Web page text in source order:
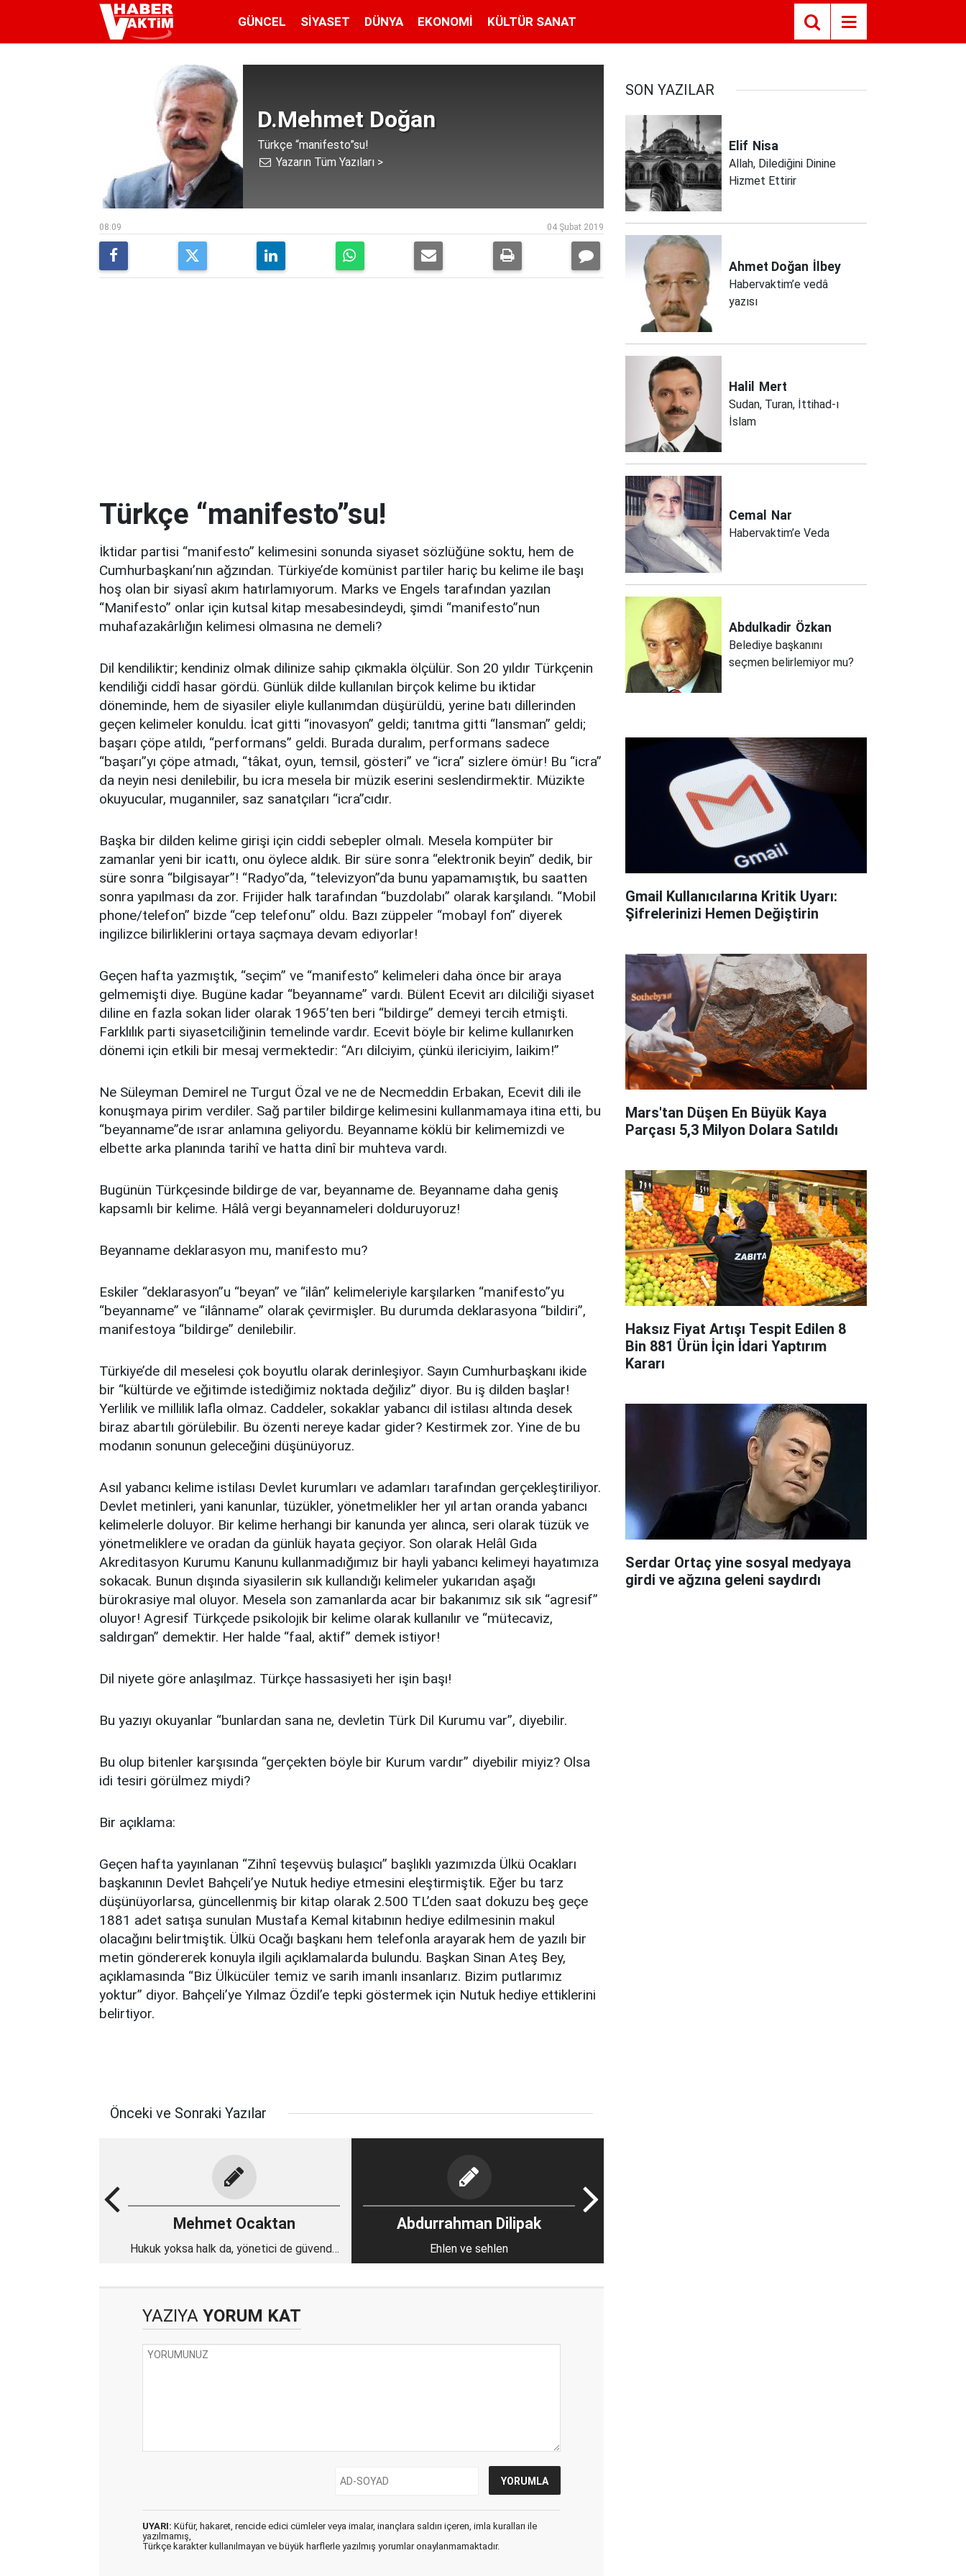
GÜNCEL SIYASET DÜNYA EKONOMI KÜLTÜR SANAT
D.Mehmet Doğan
Türkçe “manifesto”su!
Yazarın Tüm Yazıları >
08:09 04 Şubat 2019
Türkçe “manifesto”su!
İktidar partisi “manifesto” kelimesini sonunda siyaset sözlüğüne soktu, hem de
Cumhurbaşkanı’nın ağzından. Türkiye’de komünist partiler hariç bu kelime ile başı
hoş olan bir siyasî akım hatırlamıyorum. Marks ve Engels tarafından yazılan
“Manifesto” onlar için kutsal kitap mesabesindeydi, şimdi “manifesto”nun
muhafazakârlığın kelimesi olmasına ne demeli?
Dil kendiliktir; kendiniz olmak dilinize sahip çıkmakla ölçülür. Son 20 yıldır Türkçenin
kendiliği ciddî hasar gördü. Günlük dilde kullanılan birçok kelime bu iktidar
döneminde, hem de siyasiler eliyle kullanımdan düşürüldü, yerine batı dillerinden
geçen kelimeler konuldu. İcat gitti “inovasyon” geldi; tanıtma gitti “lansman” geldi;
başarı çöpe atıldı, “performans” geldi. Burada duralım, performans sadece
“başarı”yı çöpe atmadı, “tâkat, oyun, temsil, gösteri” ve “icra” sizlere ömür! Bu “icra”
da neyin nesi denilebilir, bu icra mesela bir müzik eserini seslendirmektir. Müzikte
okuyucular, muganniler, saz sanatçıları “icra”cıdır.
Başka bir dilden kelime girişi için ciddi sebepler olmalı. Mesela kompüter bir
zamanlar yeni bir icattı, onu öylece aldık. Bir süre sonra “elektronik beyin” dedik, bir
süre sonra “bilgisayar”! “Radyo”da, “televizyon”da bunu yapamamıştık, bu saatten
sonra yapılması da zor. Frijider halk tarafından “buzdolabı” olarak karşılandı. “Mobil
phone/telefon” bizde “cep telefonu” oldu. Bazı züppeler “mobayl fon” diyerek
ingilizce bilirliklerini ortaya saçmaya devam ediyorlar!
Geçen hafta yazmıştık, “seçim” ve “manifesto” kelimeleri daha önce bir araya
gelmemişti diye. Bugüne kadar “beyanname” vardı. Bülent Ecevit arı dilciliği siyaset
diline en fazla sokan lider olarak 1965’ten beri “bildirge” demeyi tercih etmişti.
Farklılık parti siyasetciliğinin temelinde vardır. Ecevit böyle bir kelime kullanırken
dönemi için etkili bir mesaj vermektedir: “Arı dilciyim, çünkü ilericiyim, laikim!”
Ne Süleyman Demirel ne Turgut Özal ve ne de Necmeddin Erbakan, Ecevit dili ile
konuşmaya pirim verdiler. Sağ partiler bildirge kelimesini kullanmamaya itina etti, bu
“beyanname”de ısrar anlamına geliyordu. Beyanname köklü bir kelimemizdi ve
elbette arka planında tarihî ve hatta dinî bir muhteva vardı.
Bugünün Türkçesinde bildirge de var, beyanname de. Beyanname daha geniş
kapsamlı bir kelime. Hâlâ vergi beyannameleri dolduruyoruz!
Beyanname deklarasyon mu, manifesto mu?
Eskiler “deklarasyon”u “beyan” ve “ilân” kelimeleriyle karşılarken “manifesto”yu
“beyanname” ve “ilânname” olarak çevirmişler. Bu durumda deklarasyona “bildiri”,
manifestoya “bildirge” denilebilir.
Türkiye’de dil meselesi çok boyutlu olarak derinleşiyor. Sayın Cumhurbaşkanı ikide
bir “kültürde ve eğitimde istediğimiz noktada değiliz” diyor. Bu iş dilden başlar!
Yerlilik ve millilik lafla olmaz. Caddeler, sokaklar yabancı dil istilası altında desek
biraz abartılı görülebilir. Bu özenti nereye kadar gider? Kestirmek zor. Yine de bu
modanın sonunun geleceğini düşünüyoruz.
Asıl yabancı kelime istilası Devlet kurumları ve adamları tarafından gerçekleştiriliyor.
Devlet metinleri, yani kanunlar, tüzükler, yönetmelikler her yıl artan oranda yabancı
kelimelerle doluyor. Bir kelime herhangi bir kanunda yer alınca, seri olarak tüzük ve
yönetmeliklere ve oradan da günlük hayata geçiyor. Son olarak Helâl Gıda
Akreditasyon Kurumu Kanunu kullanmadığımız bir hayli yabancı kelimeyi hayatımıza
sokacak. Bunun dışında siyasilerin sık kullandığı kelimeler yukarıdan aşağı
bürokrasiye mal oluyor. Mesela son zamanlarda acar bir bakanımız sık sık “agresif”
oluyor! Agresif Türkçede psikolojik bir kelime olarak kullanılır ve “mütecaviz,
saldırgan” demektir. Her halde “faal, aktif” demek istiyor!
Dil niyete göre anlaşılmaz. Türkçe hassasiyeti her işin başı!
Bu yazıyı okuyanlar “bunlardan sana ne, devletin Türk Dil Kurumu var”, diyebilir.
Bu olup bitenler karşısında “gerçekten böyle bir Kurum vardır” diyebilir miyiz? Olsa
idi tesiri görülmez miydi?
Bir açıklama:
Geçen hafta yayınlanan “Zihnî teşevvüş bulaşıcı” başlıklı yazımızda Ülkü Ocakları
başkanının Devlet Bahçeli’ye Nutuk hediye etmesini eleştirmiştik. Eğer bu tarz
düşünüyorlarsa, güncellenmiş bir kitap olarak 2.500 TL’den saat dokuzu beş geçe
1881 adet satışa sunulan Mustafa Kemal kitabının hediye edilmesinin makul
olacağını belirtmiştik. Ülkü Ocağı başkanı hem telefonla arayarak hem de yazılı bir
metin göndererek konuyla ilgili açıklamalarda bulundu. Başkan Sinan Ateş Bey,
açıklamasında “Biz Ülkücüler temiz ve sarih imanlı insanlarız. Bizim putlarımız
yoktur” diyor. Bahçeli’ye Yılmaz Özdil’e tepki göstermek için Nutuk hediye ettiklerini
belirtiyor.
Önceki ve Sonraki Yazılar
Mehmet Ocaktan
Hukuk yoksa halk da, yönetici de güvende
Abdurrahman Dilipak
Ehlen ve sehlen
YAZIYA YORUM KAT
UYARI: Küfür, hakaret, rencide edici cümleler veya imalar, inançlara saldırı içeren, imla kuralları ile
yazılmamış,
Türkçe karakter kullanılmayan ve büyük harflerle yazılmış yorumlar onaylanmamaktadır.
SON YAZILAR
Elif Nisa
Allah, Dilediğini Dinine
Hizmet Ettirir
Ahmet Doğan İlbey
Habervaktim’e vedâ
yazısı
Halil Mert
Sudan, Turan, İttihad-ı
İslam
Cemal Nar
Habervaktim’e Veda
Abdulkadir Özkan
Belediye başkanını
seçmen belirlemiyor mu?
Gmail Kullanıcılarına Kritik Uyarı:
Şifrelerinizi Hemen Değiştirin
Mars'tan Düşen En Büyük Kaya
Parçası 5,3 Milyon Dolara Satıldı
Haksız Fiyat Artışı Tespit Edilen 8
Bin 881 Ürün İçin İdari Yaptırım
Kararı
Serdar Ortaç yine sosyal medyaya
girdi ve ağzına geleni saydırdı